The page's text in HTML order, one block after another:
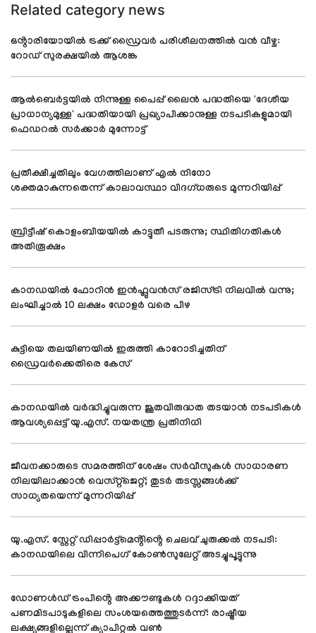
Related category news
ഒൻ്റാരിയോയിൽ ട്രക്ക് ഡ്രൈവർ പരിശീലനത്തിൽ വൻ വീഴ്ച:
റോഡ് സുരക്ഷയിൽ ആശങ്ക
ആൽബെർട്ടയിൽ നിന്നുള്ള പൈപ്പ് ലൈൻ പദ്ധതിയെ 'ദേശീയ
പ്രാധാന്യമുള്ള' പദ്ധതിയായി പ്രഖ്യാപിക്കാനുള്ള നടപടികളുമായി
ഫെഡറൽ സർക്കാർ മുന്നോട്ട്
പ്രതീക്ഷിച്ചതിലും വേഗത്തിലാണ് എൽ നിനോ
ശക്തമാകുന്നതെന്ന് കാലാവസ്ഥാ വിദഗ്ധരുടെ മുന്നറിയിപ്പ്
ബ്രിട്ടീഷ് കൊളംബിയയിൽ കാട്ടുതീ പടരുന്നു; സ്ഥിതിഗതികൾ
അതിരൂക്ഷം
കാനഡയിൽ ഫോറിൻ ഇൻഫ്ലുവൻസ് രജിസ്ട്രി നിലവിൽ വന്നു;
ലംഘിച്ചാൽ 10 ലക്ഷം ഡോളർ വരെ പിഴ
കുട്ടിയെ തലയിണയിൽ ഇരുത്തി കാറോടിച്ചതിന്
ഡ്രൈവർക്കെതിരെ കേസ്
കാനഡയിൽ വർദ്ധിച്ചുവരുന്ന ജൂതവിരുദ്ധത തടയാൻ നടപടികൾ
ആവശ്യപ്പെട്ട് യു.എസ്. നയതന്ത്ര പ്രതിനിധി
ജീവനക്കാരുടെ സമരത്തിന് ശേഷം സർവീസുകൾ സാധാരണ
നിലയിലാക്കാൻ വെസ്റ്റ്‌ജെറ്റ്; തുടർ തടസ്സങ്ങൾക്ക്
സാധ്യതയെന്ന് മുന്നറിയിപ്പ്
യു.എസ്. സ്റ്റേറ്റ് ഡിപ്പാർട്ട്മെൻ്റിൻ്റെ ചെലവ് ചുരുക്കൽ നടപടി:
കാനഡയിലെ വിന്നിപെഗ് കോൺസുലേറ്റ് അടച്ചുപൂട്ടുന്നു
ഡോണൾഡ് ട്രംപിൻ്റെ അക്കൗണ്ടുകൾ റദ്ദാക്കിയത്
പണമിടപാടുകളിലെ സംശയത്തെത്തുടർന്ന്: രാഷ്ട്രീയ
ലക്ഷ്യങ്ങളില്ലെന്ന് ക്യാപിറ്റൽ വൺ